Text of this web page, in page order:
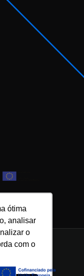
ótima
analisar
o
com o
© 2023 |